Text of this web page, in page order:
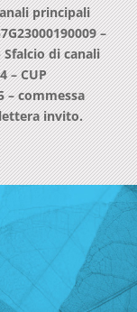
principali
–
Sfalcio di canali
– CUP
– commessa
invito.